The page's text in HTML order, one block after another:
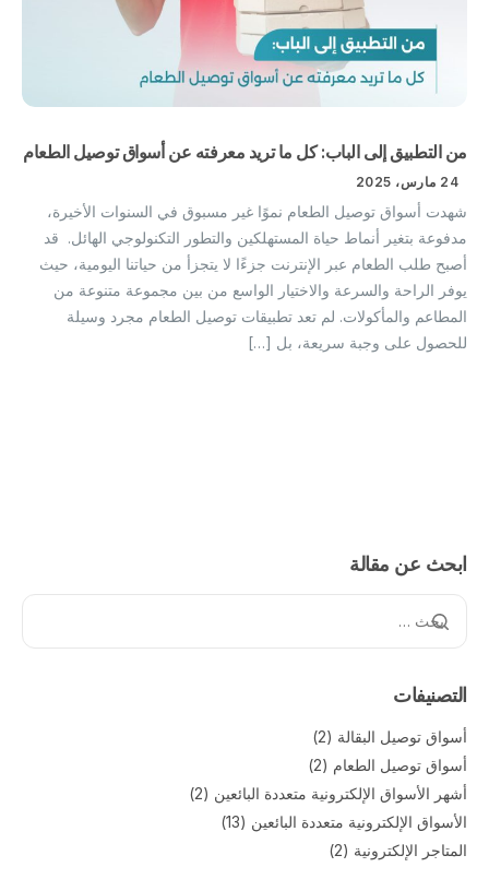
من التطبيق إلى الباب: كل ما تريد معرفته عن أسواق توصيل الطعام
24 مارس، 2025
شهدت أسواق توصيل الطعام نموًا غير مسبوق في السنوات الأخيرة،
مدفوعة بتغير أنماط حياة المستهلكين والتطور التكنولوجي الهائل. قد
أصبح طلب الطعام عبر الإنترنت جزءًا لا يتجزأ من حياتنا اليومية، حيث
يوفر الراحة والسرعة والاختيار الواسع من بين مجموعة متنوعة من
المطاعم والمأكولات. لم تعد تطبيقات توصيل الطعام مجرد وسيلة
للحصول على وجبة سريعة، بل […]
ابحث عن مقالة
التصنيفات
أسواق توصيل البقالة (2)
أسواق توصيل الطعام (2)
أشهر الأسواق الإلكترونية متعددة البائعين (2)
الأسواق الإلكترونية متعددة البائعين (13)
المتاجر الإلكترونية (2)